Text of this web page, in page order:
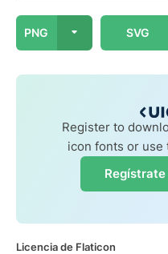
PNG SVG
Register to
icon fonts or use
Licencia de Flaticon